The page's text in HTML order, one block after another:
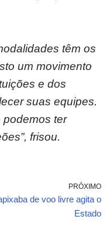
têm os
um movimento
e dos
suas equipes.
podemos ter
frisou.
PRÓXIMO
de voo livre agita o
Estado